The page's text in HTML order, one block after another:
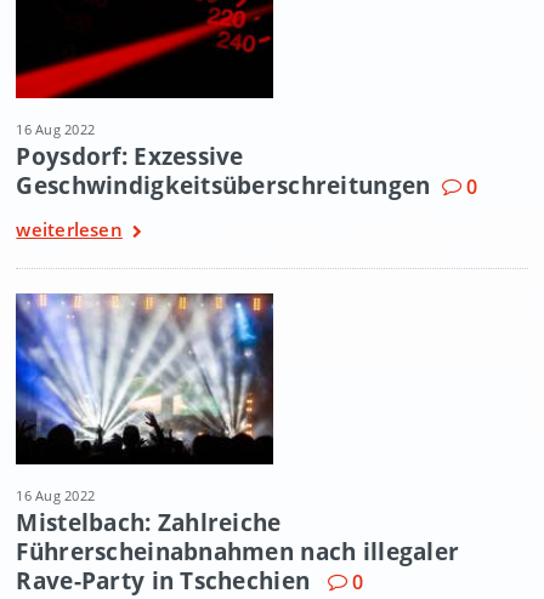
16 Aug 2022
Poysdorf: Exzessive
Geschwindigkeitsüberschreitungen
0
weiterlesen
16 Aug 2022
Mistelbach: Zahlreiche
Führerscheinabnahmen nach illegaler
Rave-Party in Tschechien
0